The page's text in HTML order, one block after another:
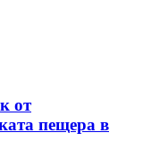
от
пещера в